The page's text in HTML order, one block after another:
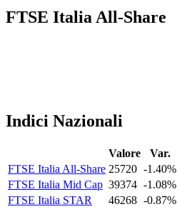
FTSE Italia All-Share
Indici Nazionali
Valore
Var.
FTSE Italia All-Share 25720 -1.40%
FTSE Italia Mid Cap 39374 -1.08%
FTSE Italia STAR
46268 -0.87%